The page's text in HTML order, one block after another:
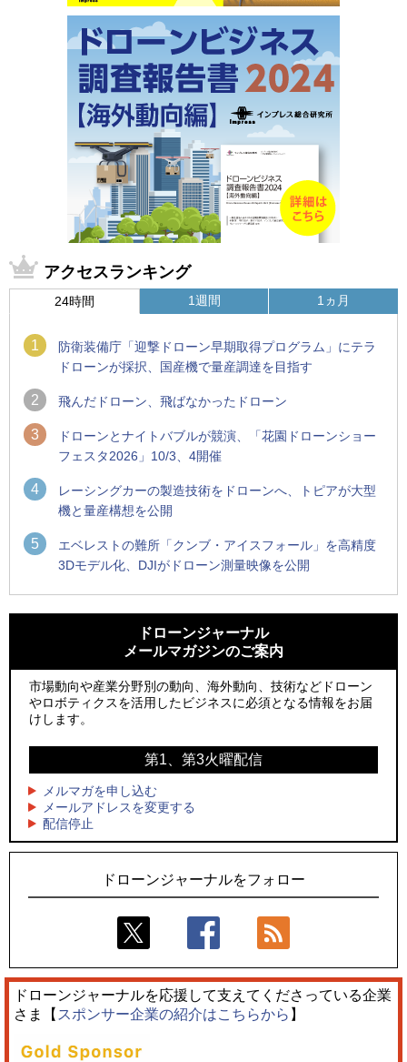
アクセスランキング
24時間
1
防衛装備庁「迎撃ドローン早期取得プログラム」にテラ
ドローンが採択、国産機で量産調達を目指す
2 飛んだドローン、飛ばなかったドローン
3
ドローンとナイトバブルが競演、「花園ドローンショー
フェスタ2026」10/3、4開催
4
レーシングカーの製造技術をドローンへ、トピアが大型
機と量産構想を公開
5
エベレストの難所「クンブ・アイスフォール」を高精度
3Dモデル化、DJIがドローン測量映像を公開
1週間
ン」とドローンショーによる新演出を実施
防衛装備庁「迎撃ドローン早期取得プログラム」にテラドロ
ーンが採択、国産機で量産調達を目指す
レッドクリフ、足利花火大会で映画『スパイダーマン』や
ドローンとナイトバブルが競演、「花園ドローンショーフェ
スタ2026」10/3、4開催
飛んだドローン、飛ばなかったドローン
1ヵ月
ン」とドローンショーによる新演出を実施
国産AUVを社会実装へ、スタートアップ「BlueArch株式会
社」設立
防衛装備庁「迎撃ドローン早期取得プログラム」にテラドロ
サザンビーチちがさき花火大会で「復活の花火」打ち上げ、
キリンビールがライブ中継と連動した支援企画
ロボデックス、2時間超の飛行を目指す新型水素燃料電池ドロ
ーンを公開
ドローンジャーナル
メールマガジンのご案内
市場動向や産業分野別の動向、海外動向、技術などドローン
やロボティクスを活用したビジネスに必須となる情報をお届
けします。
第1、第3火曜配信
メルマガを申し込む
メールアドレスを変更する
配信停止
ドローンジャーナルをフォロー
ドローンジャーナルを応援して支えてくださっている企業
さま【 スポンサー企業の紹介はこちらから 】